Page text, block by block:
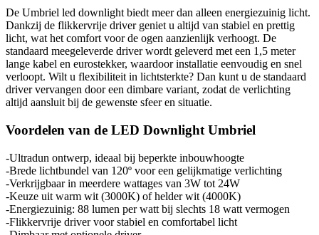
De Umbriel led downlight biedt meer dan alleen energiezuinig licht.
Dankzij de flikkervrije driver geniet u altijd van stabiel en prettig
licht, wat het comfort voor de ogen aanzienlijk verhoogt. De
standaard meegeleverde driver wordt geleverd met een 1,5 meter
lange kabel en eurostekker, waardoor installatie eenvoudig en snel
verloopt. Wilt u flexibiliteit in lichtsterkte? Dan kunt u de standaard
driver vervangen door een dimbare variant, zodat de verlichting
altijd aansluit bij de gewenste sfeer en situatie.
Voordelen van de LED Downlight Umbriel
-Ultradun ontwerp, ideaal bij beperkte inbouwhoogte
-Brede lichtbundel van 120º voor een gelijkmatige verlichting
-Verkrijgbaar in meerdere wattages van 3W tot 24W
-Keuze uit warm wit (3000K) of helder wit (4000K)
-Energiezuinig: 88 lumen per watt bij slechts 18 watt vermogen
-Flikkervrije driver voor stabiel en comfortabel licht